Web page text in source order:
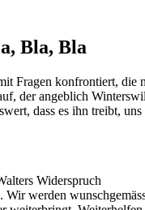
Bla, Bla
Fragen konfrontiert, die
der angeblich
dass es ihn treibt,
Widerspruch
Wir werden